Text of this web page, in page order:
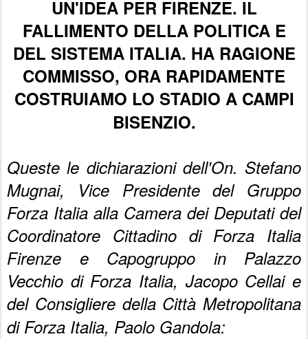
UN'IDEA PER FIRENZE. IL
FALLIMENTO DELLA POLITICA E
DEL SISTEMA ITALIA. HA RAGIONE
COMMISSO, ORA RAPIDAMENTE
COSTRUIAMO LO STADIO A CAMPI
BISENZIO.
Queste le dichiarazioni dell'On. Stefano
Mugnai, Vice Presidente del Gruppo
Forza Italia alla Camera dei Deputati del
Coordinatore Cittadino di Forza Italia
Firenze e Capogruppo in Palazzo
Vecchio di Forza Italia, Jacopo Cellai e
del Consigliere della Città Metropolitana
di Forza Italia, Paolo Gandola: